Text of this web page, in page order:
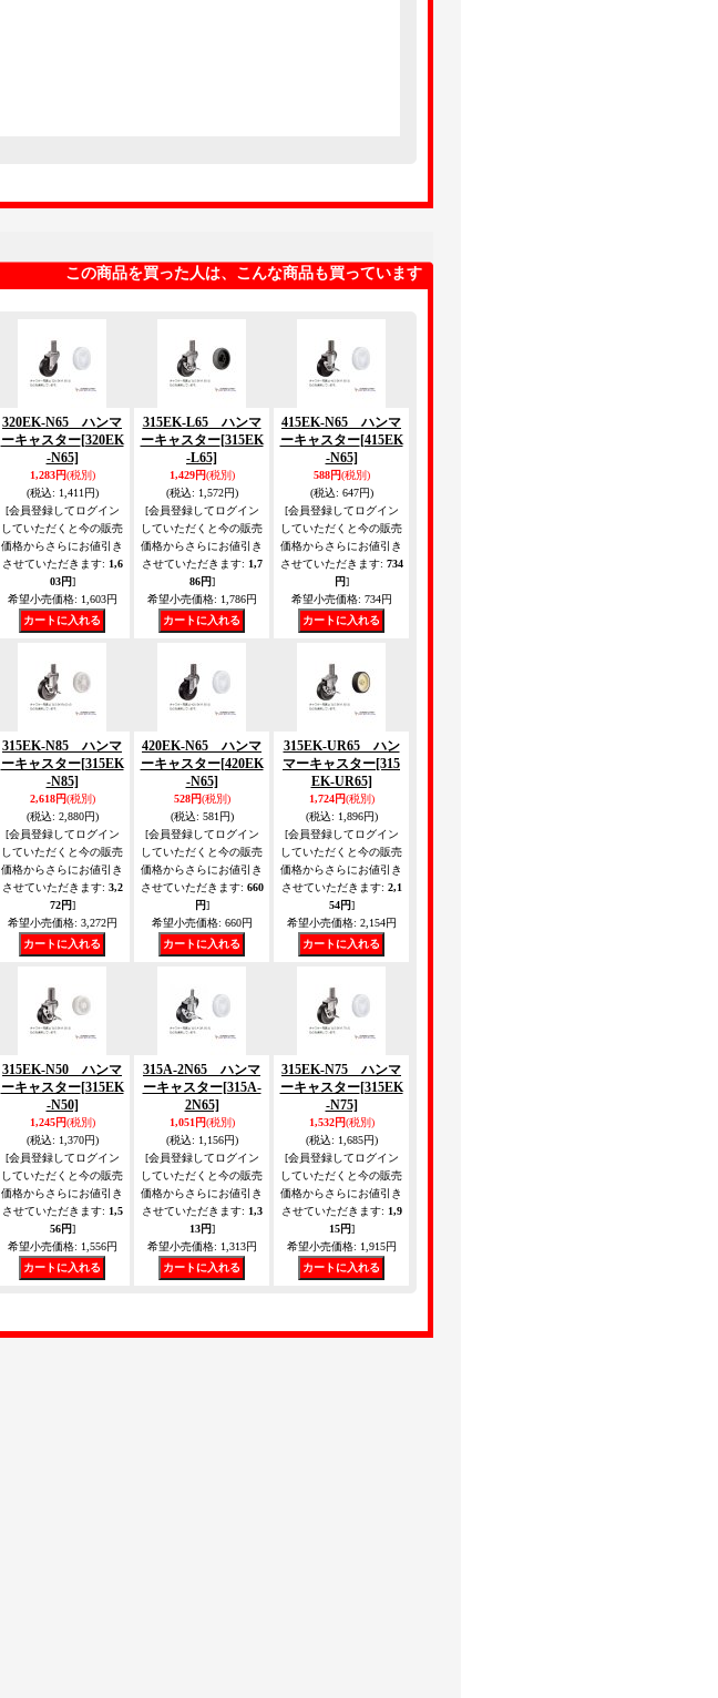
この商品を買った人は、こんな商品も買っています
320EK-N65 ハンマ
ーキャスター[320EK
-N65]
1,283円(税別)
(税込: 1,411円)
[会員登録してログイン
していただくと今の販売
価格からさらにお値引き
させていただきます: 1,6
03円]
希望小売価格: 1,603円
315EK-L65 ハンマ
ーキャスター[315EK
-L65]
1,429円(税別)
(税込: 1,572円)
[会員登録してログイン
していただくと今の販売
価格からさらにお値引き
させていただきます: 1,7
86円]
希望小売価格: 1,786円
415EK-N65 ハンマ
ーキャスター[415EK
-N65]
588円(税別)
(税込: 647円)
[会員登録してログイン
していただくと今の販売
価格からさらにお値引き
させていただきます: 734
円]
希望小売価格: 734円
315EK-N85 ハンマ
ーキャスター[315EK
-N85]
2,618円(税別)
(税込: 2,880円)
[会員登録してログイン
していただくと今の販売
価格からさらにお値引き
させていただきます: 3,2
72円]
希望小売価格: 3,272円
420EK-N65 ハンマ
ーキャスター[420EK
-N65]
528円(税別)
(税込: 581円)
[会員登録してログイン
していただくと今の販売
価格からさらにお値引き
させていただきます: 660
円]
希望小売価格: 660円
315EK-UR65 ハン
マーキャスター[315
EK-UR65]
1,724円(税別)
(税込: 1,896円)
[会員登録してログイン
していただくと今の販売
価格からさらにお値引き
させていただきます: 2,1
54円]
希望小売価格: 2,154円
315EK-N50 ハンマ
ーキャスター[315EK
-N50]
1,245円(税別)
(税込: 1,370円)
[会員登録してログイン
していただくと今の販売
価格からさらにお値引き
させていただきます: 1,5
56円]
希望小売価格: 1,556円
315A-2N65 ハンマ
ーキャスター[315A-
2N65]
1,051円(税別)
(税込: 1,156円)
[会員登録してログイン
していただくと今の販売
価格からさらにお値引き
させていただきます: 1,3
13円]
希望小売価格: 1,313円
315EK-N75 ハンマ
ーキャスター[315EK
-N75]
1,532円(税別)
(税込: 1,685円)
[会員登録してログイン
していただくと今の販売
価格からさらにお値引き
させていただきます: 1,9
15円]
希望小売価格: 1,915円